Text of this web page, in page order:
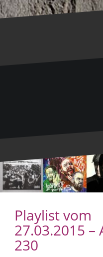
Playlist vom
27.03.2015 –
230